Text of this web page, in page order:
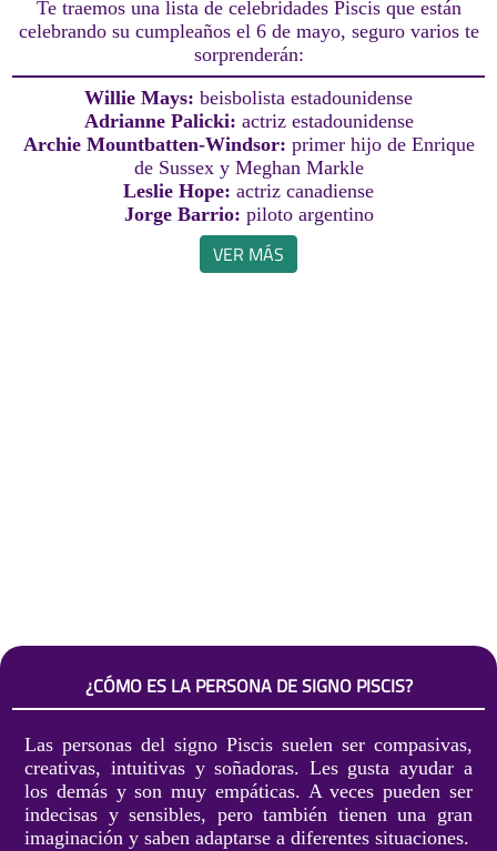
Te traemos una lista de celebridades Piscis que están
celebrando su cumpleaños el 6 de mayo, seguro varios te
sorprenderán:
Willie Mays: beisbolista estadounidense
Adrianne Palicki: actriz estadounidense
Archie Mountbatten-Windsor: primer hijo de Enrique
de Sussex y Meghan Markle
Leslie Hope: actriz canadiense
Jorge Barrio: piloto argentino
VER MÁS
¿CÓMO ES LA PERSONA DE SIGNO PISCIS?
Las personas del signo Piscis suelen ser compasivas,
creativas, intuitivas y soñadoras. Les gusta ayudar a
los demás y son muy empáticas. A veces pueden ser
indecisas y sensibles, pero también tienen una gran
imaginación y saben adaptarse a diferentes situaciones.